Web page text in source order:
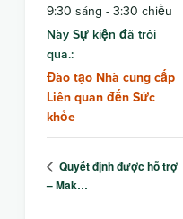
9:30 sáng - 3:30 chiều
Này Sự kiện đã trôi
qua.:
Đào tạo Nhà cung cấp
Liên quan đến Sức
khỏe
Quyết định được hỗ trợ
– Mak…